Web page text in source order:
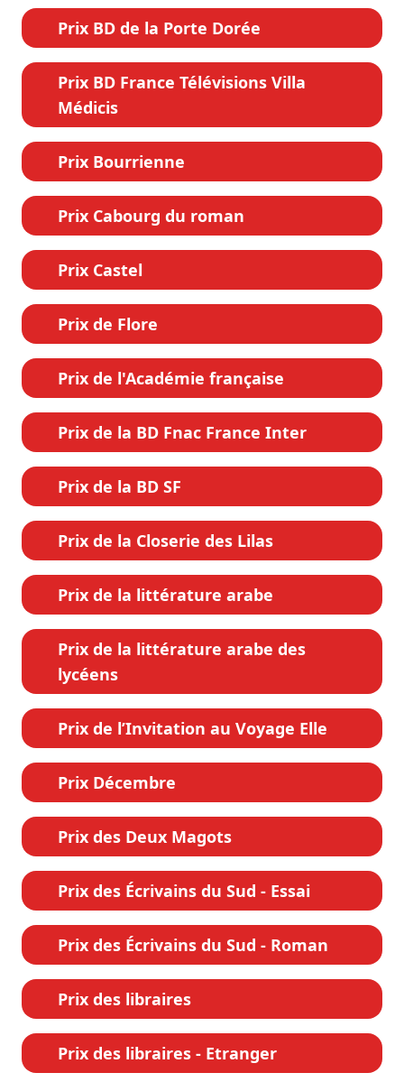
Prix BD de la Porte Dorée
Prix BD France Télévisions Villa
Médicis
Prix Bourrienne
Prix Cabourg du roman
Prix Castel
Prix de Flore
Prix de l'Académie française
Prix de la BD Fnac France Inter
Prix de la BD SF
Prix de la Closerie des Lilas
Prix de la littérature arabe
Prix de la littérature arabe des
lycéens
Prix de l’Invitation au Voyage Elle
Prix Décembre
Prix des Deux Magots
Prix des Écrivains du Sud - Essai
Prix des Écrivains du Sud - Roman
Prix des libraires
Prix des libraires - Etranger